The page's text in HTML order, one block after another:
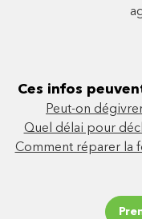
Ces infos
Peut-on
Quel délai pour
Comment réparer la